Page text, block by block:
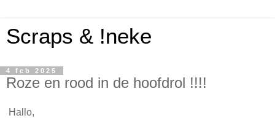
Scraps & !neke
4 feb 2025
Roze en rood in de hoofdrol !!!!
Hallo,